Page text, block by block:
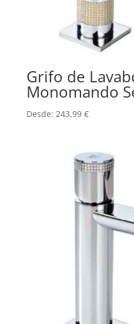
Grifo de
Monomando
Desde: 243,99 €